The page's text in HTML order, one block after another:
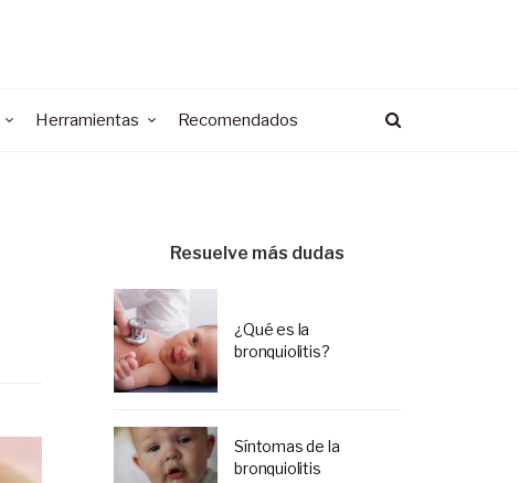
Herramientas Recomendados
Resuelve más dudas
¿Qué es la
bronquiolitis?
Síntomas de la
bronquiolitis